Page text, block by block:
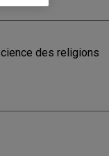
des religions